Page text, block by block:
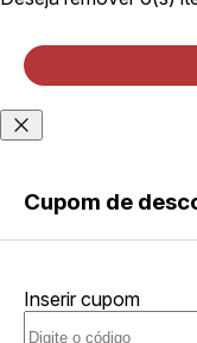
CRIAR
CONTA
velocidade de
entrega podem
variar de acordo
com a região
Cupom de
Inserir cupom